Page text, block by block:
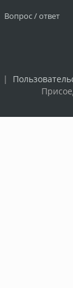
Вопрос / ответ
|